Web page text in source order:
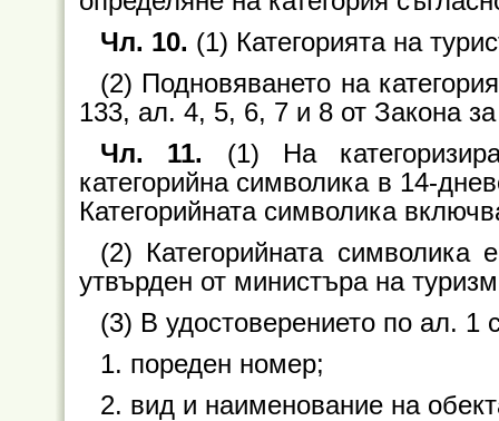
Чл. 10. (1) Категорията на
(2) Подновяването на
133, ал. 4, 5, 6, 7 и 8 от Закона
Чл. 11. (1) На
категорийна символика в 14-
Категорийната символика
(2) Категорийната
утвърден от министъра на
(3) В удостоверението по ал. 1
1. пореден номер;
2. вид и наименование на